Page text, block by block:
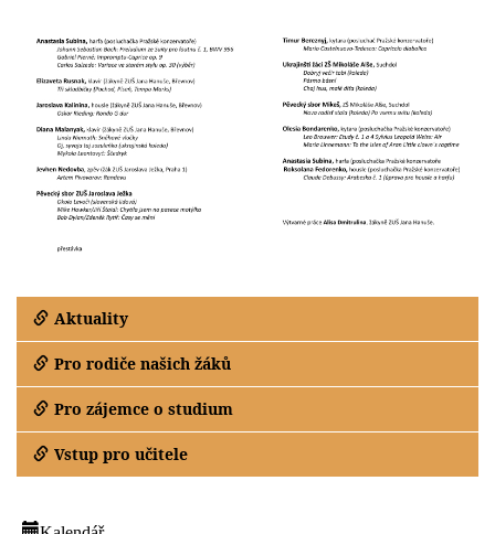
Aktuality
Pro rodiče našich žáků
Pro zájemce o studium
Vstup pro učitele